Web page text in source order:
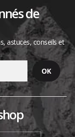
de
astuces, conseils et